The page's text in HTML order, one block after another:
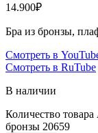
14.900₽
Бра из бронзы,
Смотреть в
Смотреть в RuTube
В наличии
Количество
бронзы 20659